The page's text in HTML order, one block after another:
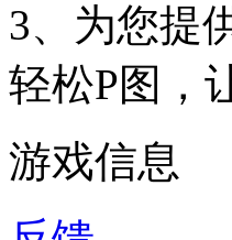
3、为您提
轻松P图，
游戏信息